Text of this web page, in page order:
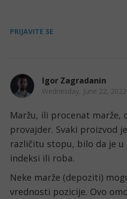
PRIJAVITE SE
Igor Zagradanin
Wednesday, June 22, 2022
Maržu, ili procenat marže,
provajder. Svaki proizvod
različitu stopu, bilo da je u
indeksi ili roba.
Neke marže (depoziti)
vrednosti pozicije. Ovo